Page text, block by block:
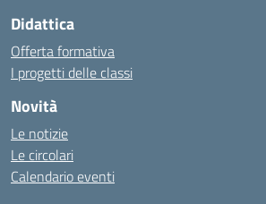
Didattica
Offerta formativa
I progetti delle classi
Novità
Le notizie
Le circolari
Calendario eventi